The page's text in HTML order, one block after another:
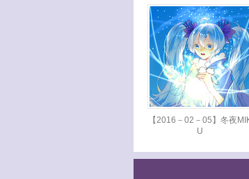
【2016－02－05】冬夜
U